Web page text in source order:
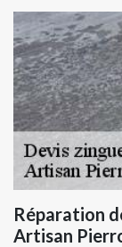
Réparation
Artisan